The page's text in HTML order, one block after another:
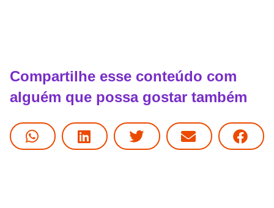
Compartilhe esse conteúdo com
alguém que possa gostar também